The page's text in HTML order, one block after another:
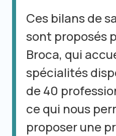
Ces bilans de
sont proposés
Broca, qui
spécialités
de 40
ce qui nous
proposer une